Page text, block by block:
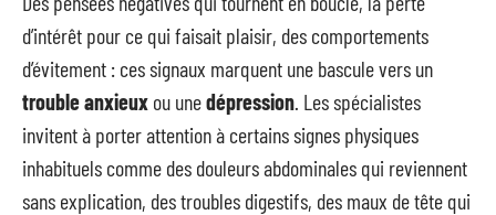
d’intérêt pour ce qui faisait plaisir, des comportements
d’évitement : ces signaux marquent une bascule vers un
trouble anxieux ou unedépression. Les spécialistes
invitent à porter attention à certains signes physiques
inhabituels comme des douleurs abdominales qui reviennent
sans explication, des troubles digestifs, des maux de tête qui